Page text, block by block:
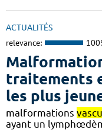
ACTUALITÉS
relevance:
traitements
les plus
malformations
ayant un